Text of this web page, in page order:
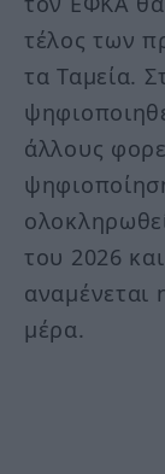
τέλος των
τα Ταμεία.
άλλους
του 2026
αναμένεται
μέρα.